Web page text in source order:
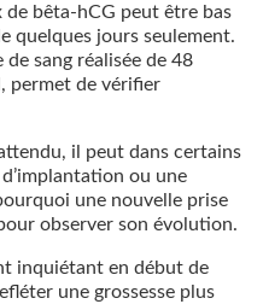
de bêta-hCG peut être bas
quelques jours seulement.
de sang réalisée de 48
permet de vérifier
il peut dans certains
ou une
une nouvelle prise
observer son évolution.
inquiétant en début de
une grossesse plus